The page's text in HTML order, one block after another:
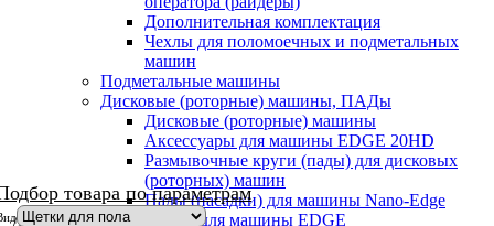
Дополнительная комплектация
Чехлы для поломоечных и подметальных
машин
Подметальные машины
Дисковые (роторные) машины, ПАДы
Дисковые (роторные) машины
Аксессуары для машины EDGE 20HD
Размывочные круги (пады) для дисковых
(роторных) машин
Пады (насадки) для машины Nano-Edge
ПАДы для машины EDGE
товара по параметрам